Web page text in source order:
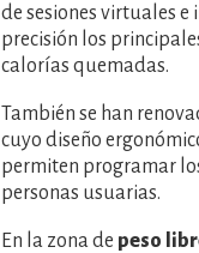
de sesiones virtuales
precisión los
calorías quemadas.
También se han
cuyo diseño
permiten programar
personas usuarias.
En la zona de peso